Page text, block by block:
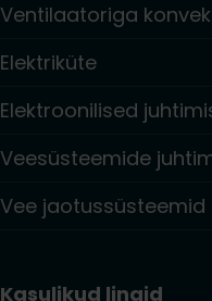
Ventilaatoriga
Elektriküte
Elektroonilised
Veesüsteemide
Vee jaotussüsteemid
Kasulikud lingid